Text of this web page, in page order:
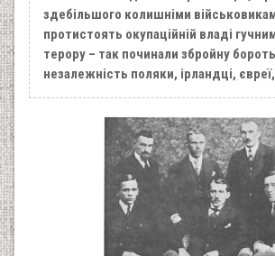
здебільшого колишніми
протистоять окупаційній владі
терору – так починали збройну
незалежність поляки, ірландці, євреї,